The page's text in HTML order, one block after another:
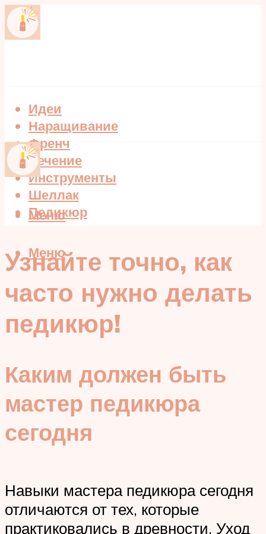
Идеи
Наращивание
Френч
Лечение
Инструменты
Шеллак
Педикюр
Меню
Меню
Узнайте точно, как
часто нужно делать
педикюр!
Каким должен быть
мастер педикюра
сегодня
Навыки мастера педикюра сегодня
отличаются от тех, которые
практиковались в древности. Уход